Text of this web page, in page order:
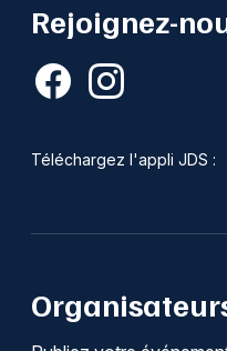
Rejoignez-
Téléchargez l'appli JDS :